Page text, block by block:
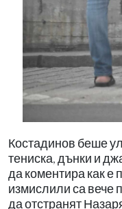
Костадинов беше
тениска, дънки и
да коментира как е
измислили са вече
да отстранят